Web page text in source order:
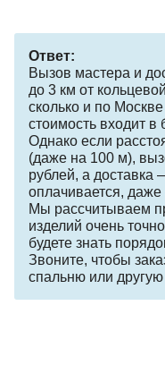
Ответ:
Вызов мастера и
до 3 км от
сколько и по
стоимость входит
Однако если
(даже на 100 м),
рублей, а доставка
оплачивается,
Мы рассчитываем
изделий очень
будете знать
Звоните, чтобы
спальню или